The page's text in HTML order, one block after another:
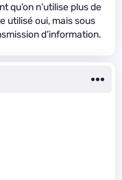
qu’on n’utilise plus de
utilisé oui, mais sous
d’information.